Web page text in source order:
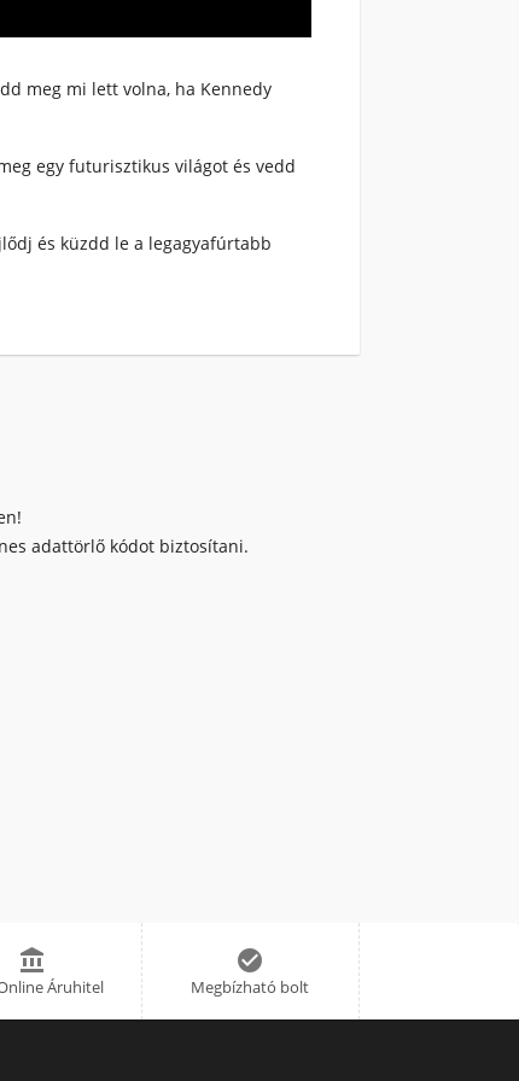
meg mi lett volna, ha Kennedy
egy futurisztikus világot és vedd
és küzdd le a legagyafúrtabb
adattörlő kódot biztosítani.

Áruhitel

Megbízható bolt